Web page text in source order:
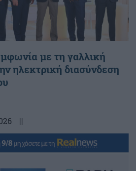
με τη γαλλική
ηλεκτρική διασύνδεση
||